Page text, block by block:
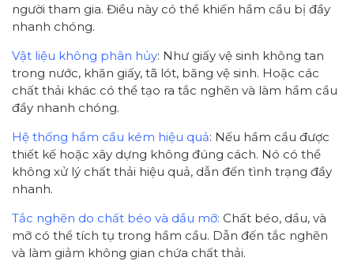
người tham gia. Điều này có thể khiến hầm cầu bị đầy
nhanh chóng.
Vật liệu không phân hủy: Như giấy vệ sinh không tan
trong nước, khăn giấy, tã lót, băng vệ sinh. Hoặc các
chất thải khác có thể tạo ra tắc nghẽn và làm hầm cầu
đầy nhanh chóng.
Hệ thống hầm cầu kém hiệu quả: Nếu hầm cầu được
thiết kế hoặc xây dựng không đúng cách. Nó có thể
không xử lý chất thải hiệu quả, dẫn đến tình trạng đầy
nhanh.
Tắc nghẽn do chất béo và dầu mỡ: Chất béo, dầu, và
mỡ có thể tích tụ trong hầm cầu. Dẫn đến tắc nghẽn
và làm giảm không gian chứa chất thải.